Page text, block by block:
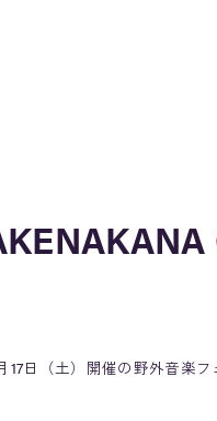
17日（土）開催の野外音楽